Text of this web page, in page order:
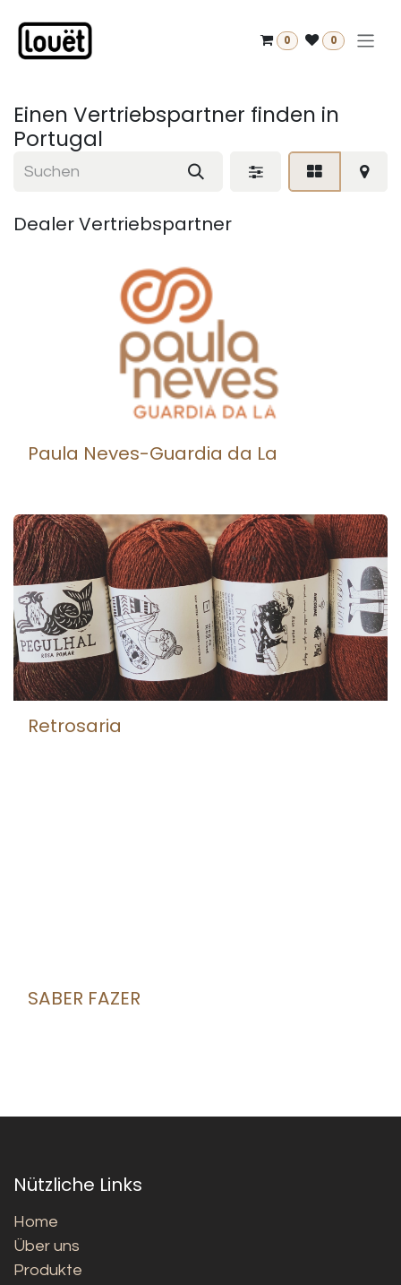
0 0
Einen Vertriebspartner finden in
Portugal
DealerVertriebspartner
Paula Neves-Guardia da La
Retrosaria
SABER FAZER
Nützliche Links
Home
Über uns
Produkte